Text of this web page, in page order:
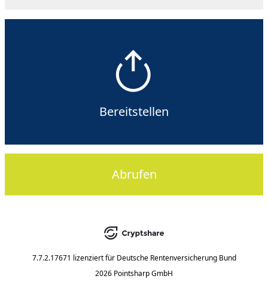
Bereitstellen
Abrufen
7.7.2.17671 lizenziert für Deutsche Rentenversicherung Bund
2026 Pointsharp GmbH